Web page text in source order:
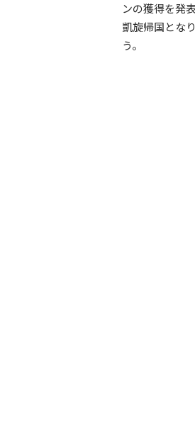
ンの獲得を発
凱旋帰国とな
う。